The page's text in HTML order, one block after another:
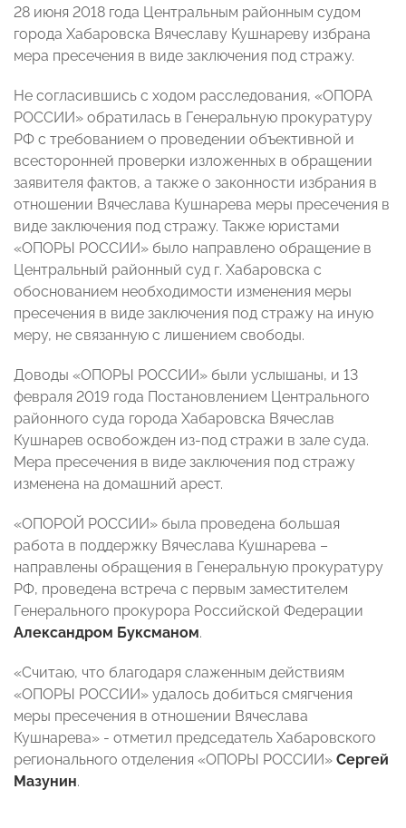
28 июня 2018 года Центральным районным судом
города Хабаровска Вячеславу Кушнареву избрана
мера пресечения в виде заключения под стражу.
Не согласившись с ходом расследования, «ОПОРА
РОССИИ» обратилась в Генеральную прокуратуру
РФ с требованием о проведении объективной и
всесторонней проверки изложенных в обращении
заявителя фактов, а также о законности избрания в
отношении Вячеслава Кушнарева меры пресечения в
виде заключения под стражу. Также юристами
«ОПОРЫ РОССИИ» было направлено обращение в
Центральный районный суд г. Хабаровска с
обоснованием необходимости изменения меры
пресечения в виде заключения под стражу на иную
меру, не связанную с лишением свободы.
Доводы «ОПОРЫ РОССИИ» были услышаны, и 13
февраля 2019 года Постановлением Центрального
районного суда города Хабаровска Вячеслав
Кушнарев освобожден из-под стражи в зале суда.
Мера пресечения в виде заключения под стражу
изменена на домашний арест.
«ОПОРОЙ РОССИИ» была проведена большая
работа в поддержку Вячеслава Кушнарева –
направлены обращения в Генеральную прокуратуру
РФ, проведена встреча с первым заместителем
Генерального прокурора Российской Федерации
Александром Буксманом.
«Считаю, что благодаря слаженным действиям
«ОПОРЫ РОССИИ» удалось добиться смягчения
меры пресечения в отношении Вячеслава
Кушнарева» - отметил председатель Хабаровского
регионального отделения «ОПОРЫ РОССИИ» Сергей
Мазунин.